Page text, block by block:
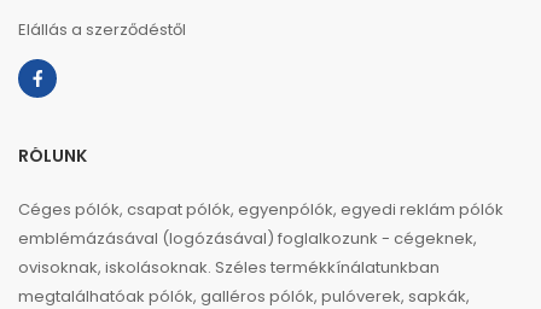
Elállás a szerződéstől
RÓLUNK
Céges pólók, csapat pólók, egyenpólók, egyedi reklám pólók
emblémázásával (logózásával) foglalkozunk - cégeknek,
ovisoknak, iskolásoknak. Széles termékkínálatunkban
megtalálhatóak pólók, galléros pólók, pulóverek, sapkák,